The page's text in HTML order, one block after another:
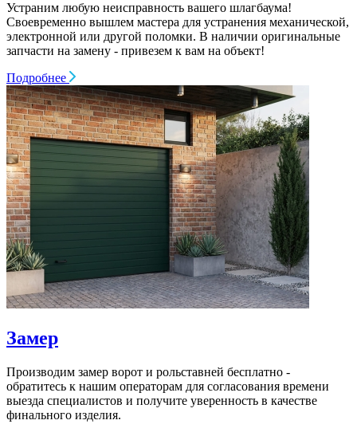
Устраним любую неисправность вашего шлагбаума!
Своевременно вышлем мастера для устранения механической,
электронной или другой поломки. В наличии оригинальные
запчасти на замену - привезем к вам на объект!
Подробнее
Замер
Производим замер ворот и рольставней бесплатно -
обратитесь к нашим операторам для согласования времени
выезда специалистов и получите уверенность в качестве
финального изделия.